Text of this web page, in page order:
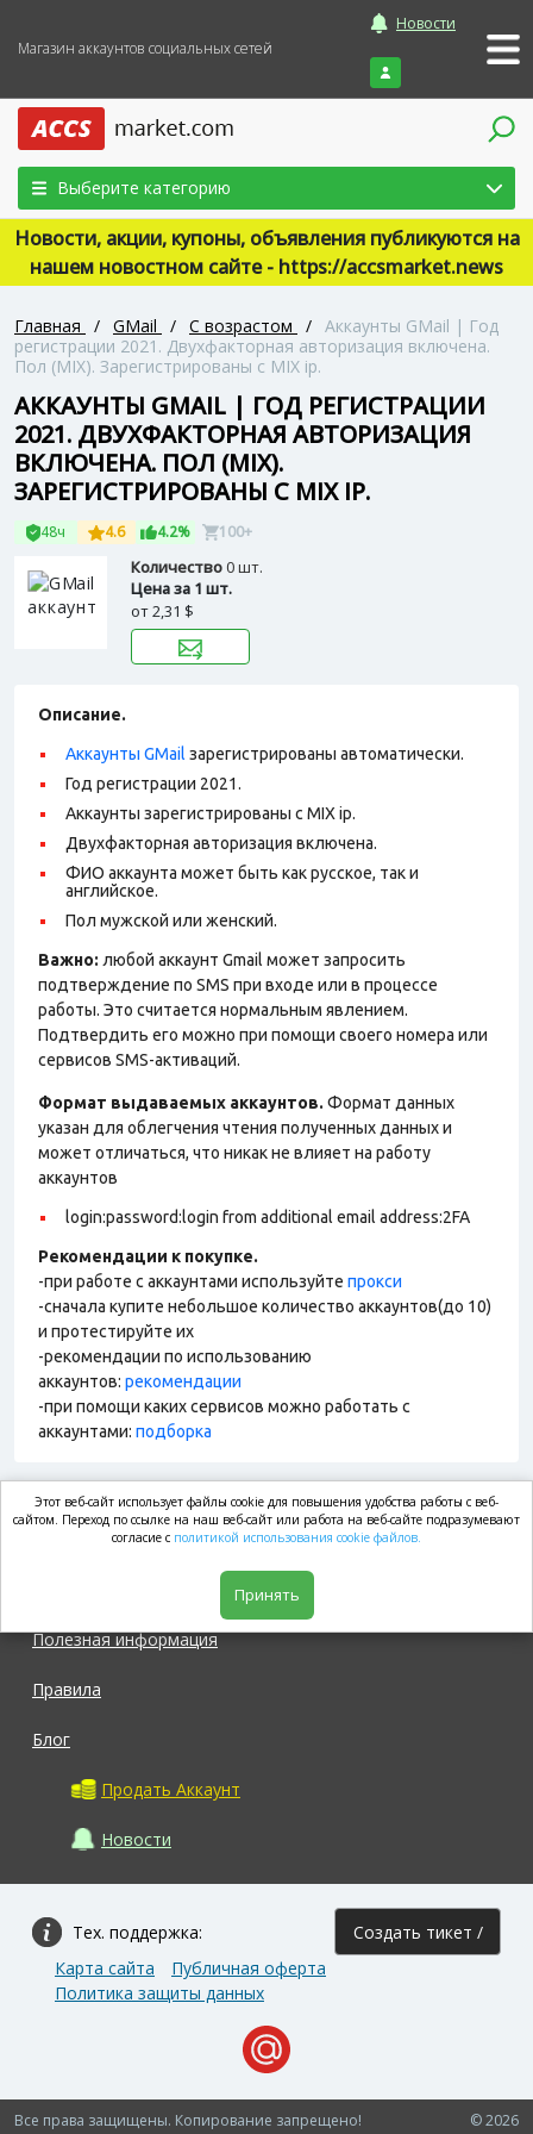
Магазин аккаунтов социальных сетей
Новости
Войти
Выберите категорию
Новости, акции, купоны, объявления публикуются на
нашем новостном сайте - https://accsmarket.news
Главная / GMail / С возрастом / Аккаунты GMail | Год
регистрации 2021. Двухфакторная авторизация включена.
Пол (MIX). Зарегистрированы с MIX ip.
АККАУНТЫ GMAIL | ГОД РЕГИСТРАЦИИ
2021. ДВУХФАКТОРНАЯ АВТОРИЗАЦИЯ
ВКЛЮЧЕНА. ПОЛ (MIX).
ЗАРЕГИСТРИРОВАНЫ С MIX IP.
48ч 4.6 4.2% 100+
Количество0 шт.
Цена за 1 шт.
от2,31 $
Описание.
Аккаунты GMail зарегистрированы автоматически.
Год регистрации 2021.
Аккаунты зарегистрированы с MIX ip.
Двухфакторная авторизация включена.
ФИО аккаунта может быть как русское, так и
английское.
Пол мужской или женский.
Важно: любой аккаунт Gmail может запросить
подтверждение по SMS при входе или в процессе
работы. Это считается нормальным явлением.
Подтвердить его можно при помощи своего номера или
сервисов SMS-активаций.
Формат выдаваемых аккаунтов. Формат данных
указан для облегчения чтения полученных данных и
может отличаться, что никак не влияет на работу
аккаунтов
login:password:login from additional email address:2FA
Рекомендации к покупке.
-при работе с аккаунтами используйте прокси
-сначала купите небольшое количество аккаунтов(до 10)
и протестируйте их
-рекомендации по использованию
аккаунтов: рекомендации
-при помощи каких сервисов можно работать с
аккаунтами: подборка
market.com
Полезная информация
Правила
Блог
Продать Аккаунт
Новости
Тех. поддержка: Создать тикет /
Карта сайта
Публичная оферта
Политика защиты данных
© 2026
Все права защищены. Копирование запрещено!
Этот веб-сайт использует файлы cookie для повышения удобства работы с веб-
сайтом. Переход по ссылке на наш веб-сайт или работа на веб-сайте подразумевают
согласие с политикой использования cookie файлов.
Принять